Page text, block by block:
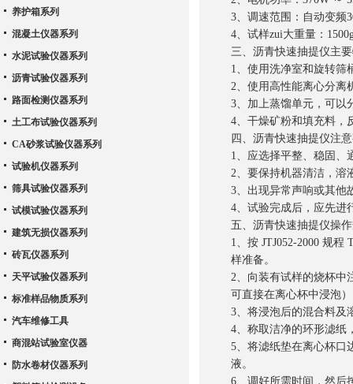
3、调速范围：自动变频
4、试样zui大重量：
三、沥青快速抽提仪主
1、使用洗净室和旋转筛
2、使用高性能离心分离
3、加上蒸馏单元，可以
4、干燥矿粉和填充料，
四、沥青快速抽提仪注
1、应选择平整、稳固、
2、要保持机器清洁，溶
3、出现异常声响或其他
4、试验完成后，应先进
五、沥青快速抽提仪操
1、按 JTJ052-2000 规
样准备。
2、向装有试样的烧杯中
可直接在离心杯中浸泡
3、将浸泡后的混合料及
4、称取洁净的环形滤纸
5、将滤纸垫在离心杯口
液。
6、调好所需时间，然后
养护箱系列
混凝土仪器系列
水泥试验仪器系列
沥青试验仪器系列
路面检测仪器系列
土工布试验仪器系列
CA砂浆试验仪器系列
试验机仪器系列
筛具试验仪器系列
试模试验仪器系列
建筑无损仪器系列
砖瓦仪器系列
天平试验仪器系列
标准样品物质系列
汽车维修工具
商混站试验室仪器
防水卷材仪器系列